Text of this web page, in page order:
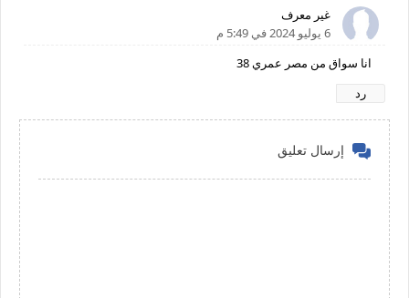
غير معرف
6 يوليو 2024 في 5:49 م
انا سواق من مصر عمري 38
رد
إرسال تعليق